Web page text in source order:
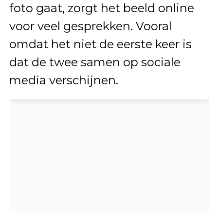
foto gaat, zorgt het beeld online
voor veel gesprekken. Vooral
omdat het niet de eerste keer is
dat de twee samen op sociale
media verschijnen.